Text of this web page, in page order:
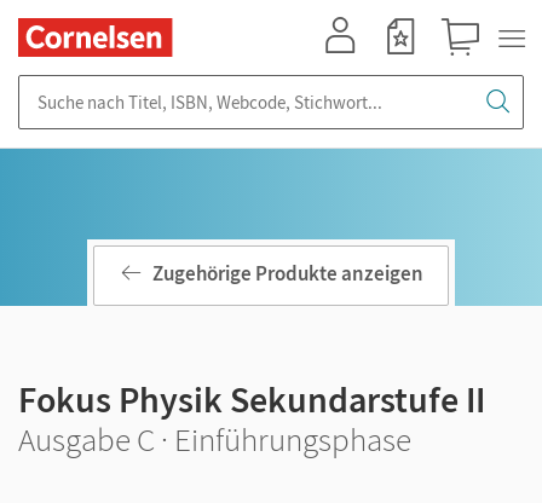
Zugehörige Produkte anzeigen
Fokus Physik Sekundarstufe II
Ausgabe C · Einführungsphase